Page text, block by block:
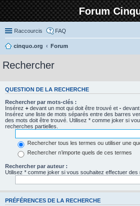
Forum
Raccourcis FAQ
cinquo.org Forum
Rechercher
QUESTION DE LA RECHERCHE
Rechercher par mots-clés :
Insérez + devant un mot qui doit être trouvé et -
Insérez une liste de mots séparés entre des barres
des mots doit être trouvé. Utilisez * comme joker si
recherches partielles.
Rechercher tous les termes ou utiliser une
Rechercher n’importe quels de ces termes
Rechercher par auteur :
Utilisez * comme joker si vous souhaitez effectuer des
PRÉFÉRENCES DE LA RECHERCHE